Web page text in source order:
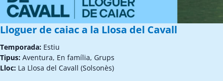
Lloguer de caiac a la Llosa del Cavall
Temporada: Estiu
Tipus: Aventura, En família, Grups
Lloc: La Llosa del Cavall (Solsonès)